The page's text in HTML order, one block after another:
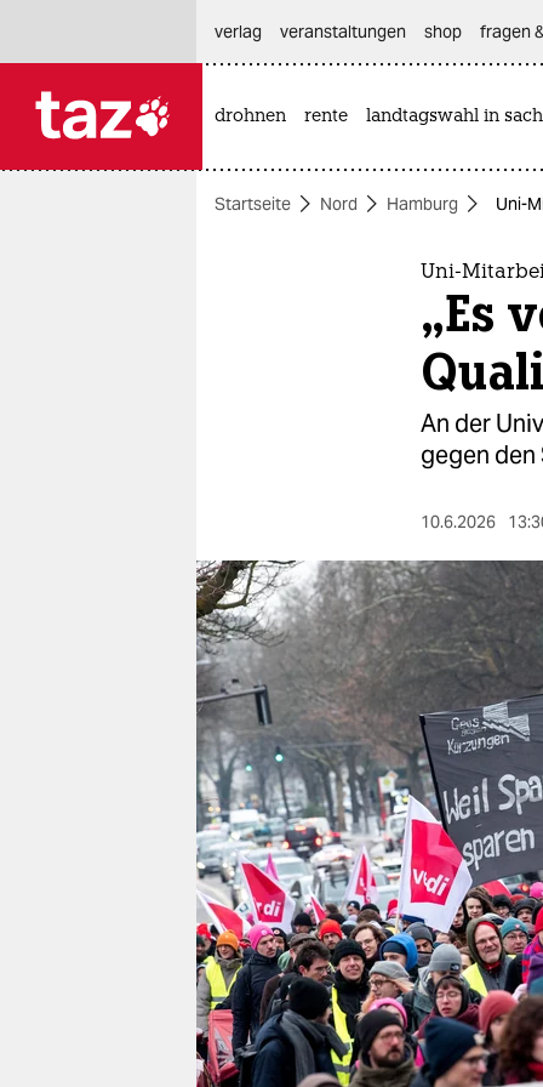
themen
nord
wahrheit
verlag
verlag
veranstaltungen
shop
fragen & hilfe
unterstützen
abo
genossenschaft
verlag
veranstaltungen shop fragen
drohnen rente landtagswahl in
Startseite Nord Hamburg Uni-
Uni-
„Es
An der
gegen den
10.6.2026